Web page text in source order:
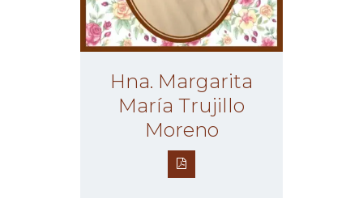
Hna. Margarita
María Trujillo
Moreno